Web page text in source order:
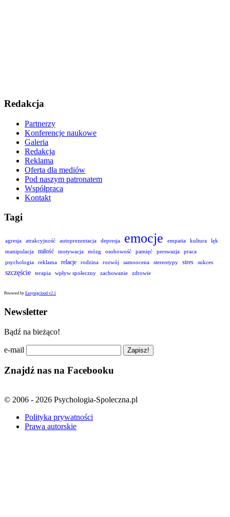
Redakcja
Partnerzy
Konferencje naukowe
Galeria
Redakcja
Reklama
Oferta dla mediów
Pod naszym patronatem
Współpraca
Kontakt
Tagi
agresja atrakcyjność autoprezentacja depresja emocje empatia kultura
lęk
manipulacja
miłość motywacja mózg osobowość pamięć perswazja
praca
psychologia
reklama relacje rodzina rozwój samoocena stereotypy stres sukces
szczęście terapia wpływ społeczny zachowanie zdrowie
Powered by Easytagcloud v2.1
Newsletter
Bądź na bieżąco!
e-mail
Znajdź nas na Facebooku
© 2006 - 2026 Psychologia-Spoleczna.pl
Polityka prywatności
Prawa autorskie